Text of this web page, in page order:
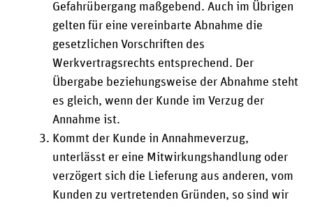
Gefahrübergang maßgebend. Auch im Übrigen
gelten für eine vereinbarte Abnahme die
gesetzlichen Vorschriften des
Werkvertragsrechts entsprechend. Der
Übergabe beziehungsweise der Abnahme steht
es gleich, wenn der Kunde im Verzug der
Annahme ist.
Kommt der Kunde in Annahmeverzug,
unterlässt er eine Mitwirkungshandlung oder
verzögert sich die Lieferung aus anderen, vom
Kunden zu vertretenden Gründen, so sind wir